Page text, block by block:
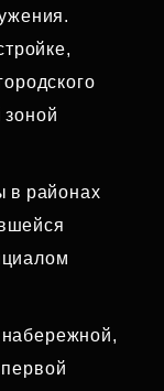
в районах
набережной,